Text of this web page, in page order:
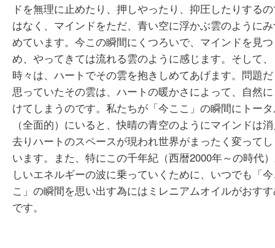
ドを無理に止めたり、押しやったり、抑圧したりする
はなく、マインドをただ、青い空に浮かぶ雲のように
めています。今この瞬間にくつろいで、マインドを見つ
め、やってきては流れる雲のように感じます。そして、
時々は、ハートでその雲を抱きしめてあげます。問題
思っていたその雲は、ハートの暖かさによって、自然
けてしまうのです。私たちが「今ここ」の瞬間にトー
（全面的）にいると、快晴の青空のようにマインドは
去りハートのスペースが現われ世界がまったく変って
います。また、特にこの千年紀（西暦2000年～の時代
しいエネルギーの波に乗っていくために、いつでも「
こ」の瞬間を思い出す為にはミレニアムオイルがおす
です。